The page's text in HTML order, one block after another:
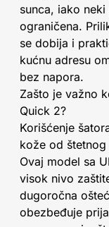
sunca, iako
ograničena.
se dobija i
kućnu adresu
bez napora.
Zašto je važno
Quick 2?
Korišćenje
kože od
Ovaj model sa
visok nivo
dugoročna
obezbeđuje